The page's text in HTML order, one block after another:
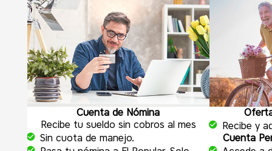
Cuenta de Nómina
Recibe tu sueldo sin cobros al mes
Sin cuota de manejo.
Recibe y
Cuenta